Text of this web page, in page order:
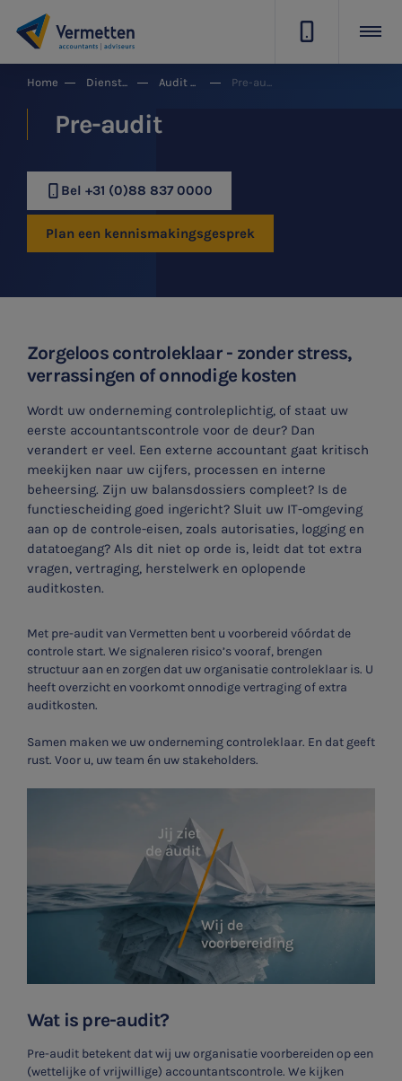
Home Dienstgroepen Audit & Assurance Pre-audit
Pre-audit
Bel +31 (0)88 837 0000
Plan een kennismakingsgesprek
Zorgeloos controleklaar - zonder stress,
verrassingen of onnodige kosten
Wordt uw onderneming controleplichtig, of staat uw
eerste accountantscontrole voor de deur? Dan
verandert er veel. Een externe accountant gaat kritisch
meekijken naar uw cijfers, processen en interne
beheersing. Zijn uw balansdossiers compleet? Is de
functiescheiding goed ingericht? Sluit uw IT-omgeving
aan op de controle-eisen, zoals autorisaties, logging en
datatoegang? Als dit niet op orde is, leidt dat tot extra
vragen, vertraging, herstelwerk en oplopende
auditkosten.
Met pre-audit van Vermetten bent u voorbereid vóórdat de
controle start. We signaleren risico’s vooraf, brengen
structuur aan en zorgen dat uw organisatie controleklaar is. U
heeft overzicht en voorkomt onnodige vertraging of extra
auditkosten.
Samen maken we uw onderneming controleklaar. En dat geeft
rust. Voor u, uw team én uw stakeholders.
Wat is pre-audit?
Pre-audit betekent dat wij uw organisatie voorbereiden op een
(wettelijke of vrijwillige) accountantscontrole. We kijken